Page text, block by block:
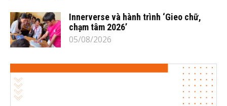
Innerverse và hành trình ‘Gieo chữ,
chạm tâm 2026’
05/08/2026